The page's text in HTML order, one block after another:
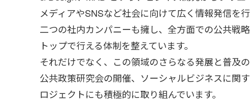
メディアやSNSなど社会に向けて広く情報発信を
二つの社内カンパニーも擁し、全方面での公共戦
トップで行える体制を整えています。
それだけでなく、この領域のさらなる発展と普及
公共政策研究会の開催、ソーシャルビジネスに関
ロジェクトにも積極的に取り組んでいます。